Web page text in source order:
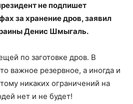
не подпишет
за хранение дров, заявил
Денис Шмыгаль.
по заготовке дров. В
важное резервное, а иногда и
никаких ограничений на
нет и не будет!